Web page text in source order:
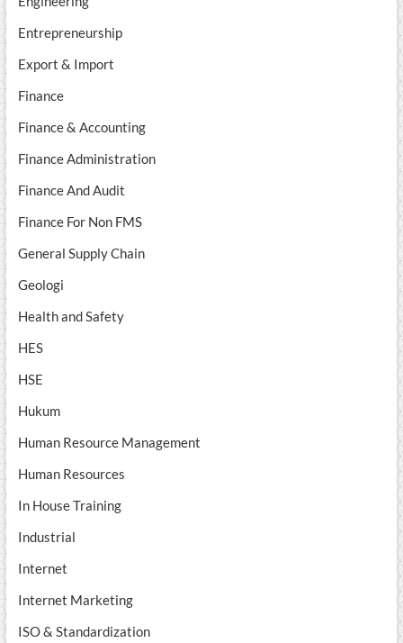
Entrepreneurship
Export & Import
Finance
Finance & Accounting
Finance Administration
Finance And Audit
Finance For Non FMS
General Supply Chain
Geologi
Health and Safety
HES
HSE
Hukum
Human Resource Management
Human Resources
In House Training
Industrial
Internet
Internet Marketing
ISO & Standardization